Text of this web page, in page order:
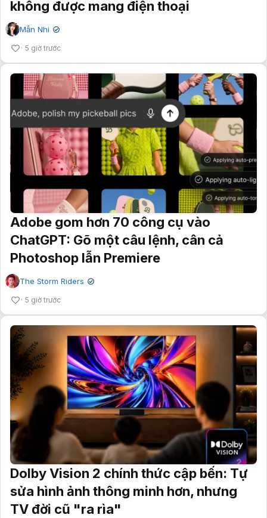
không được mang điện thoại
Mẫn Nhi ✔
5 giờ trước
Adobe gom hơn 70 công cụ vào
ChatGPT: Gõ một câu lệnh, cân cả
Photoshop lẫn Premiere
The Storm Riders ✔
5 giờ trước
Dolby Vision 2 chính thức cập bến: Tự
sửa hình ảnh thông minh hơn, nhưng
TV đời cũ "ra rìa"